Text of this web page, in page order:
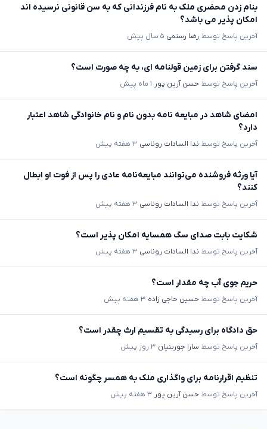
بنام زدن محضری ملک به نام فرزندانی که به سن قانونی نرسیده اند
امکان پذیر می باشد؟
آخرین پاسخ توسط رضا رستمی ۵ سال پیش
سند گرفتن برای زمین قولنامه ای، به چه صورت است؟
آخرین پاسخ توسط حسن آرین پور ۱ ماه پیش
امضای شاهد در مبایعه نامه بدون نام و نام خانوادگی شاهد اعتبار
دارد؟
آخرین پاسخ توسط ندا السادات روناسی ۳ هفته پیش
آیا ورثه فروشنده می‌توانند مبایعه‌نامه عادی را پس از فوت او ابطال
کنند؟
آخرین پاسخ توسط ندا السادات روناسی ۳ هفته پیش
شکایت بابت صدای سگ همسایه امکان پذیر است؟
آخرین پاسخ توسط ندا السادات روناسی ۳ هفته پیش
حریم جوی آب چه مقدار است؟
آخرین پاسخ توسط حسین حاجی زاده ۳ هفته پیش
حق دادگاه برای رسیدگی به تقسیم ارث چقدر است؟
آخرین پاسخ توسط سارا جوربنیان ۳ روز پیش
تنظیم اقرارنامه برای واگذاری ملک به همسر چگونه است؟
آخرین پاسخ توسط حسن آرین پور ۳ هفته پیش